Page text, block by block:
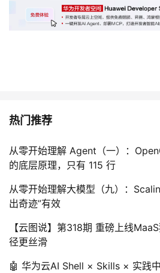
热门推荐
从零开始理解 Agent（一）：
的底层原理，只有 115 行
从零开始理解大模型（九）：
出奇迹”有效
【云图说】第318期 重磅上线
径更丝滑
🤖 华为云AI Shell × Skills × 实践中